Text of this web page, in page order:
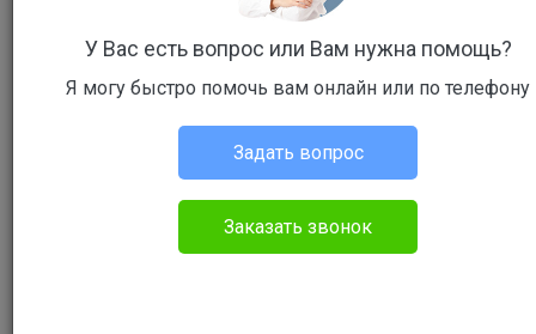
За 1 место в
2 место в
За 2 место в
За 3 место в
У Вас есть вопрос или Вам нужна помощь?
Я могу быстро помочь вам онлайн или по телефону
Задать вопрос
Заказать звонок